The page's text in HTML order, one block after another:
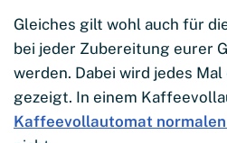
Gleiches gilt wohl auch für
bei jeder Zubereitung eurer
werden. Dabei wird jedes
gezeigt. In einem
Kaffeevollautomat